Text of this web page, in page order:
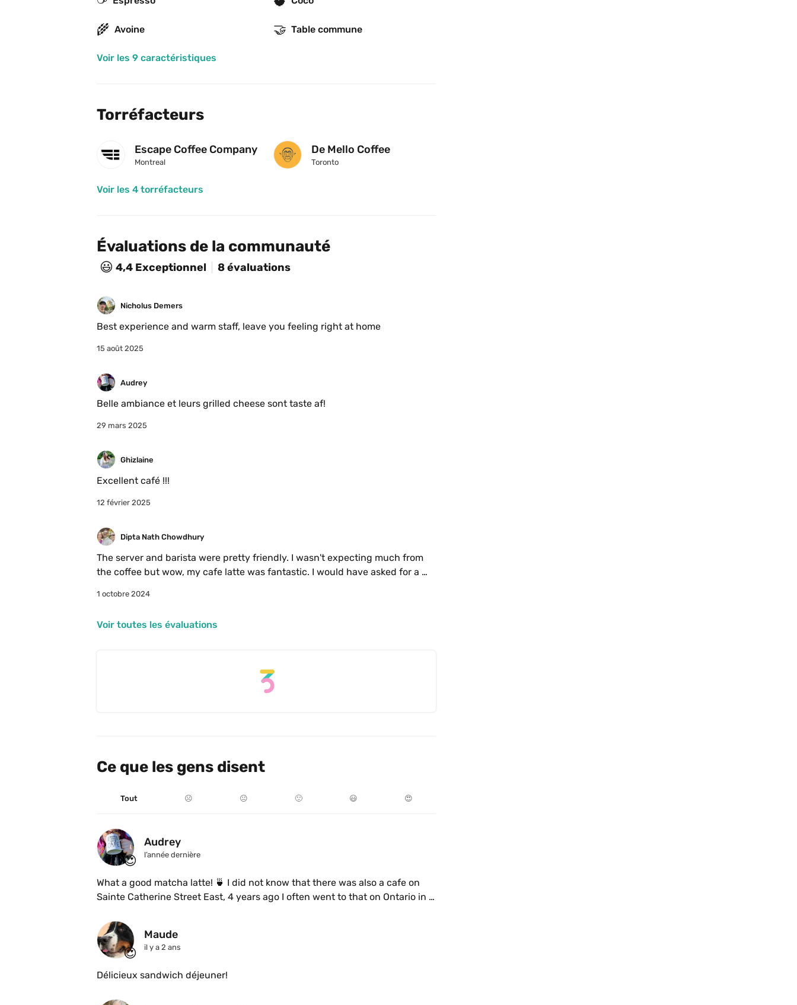
🌾 Avoine 🤝 Table commune
Voir les 9 caractéristiques
Torréfacteurs
Escape Coffee Company
Montreal
De Mello Coffee
Toronto
Voir les 4 torréfacteurs
Évaluations de la communauté
😃 4,4 Exceptionnel 8 évaluations
Nicholus Demers
15 août 2025
Audrey
29 mars 2025
Ghizlaine
Excellent café !!!
12 février 2025
Dipta Nath Chowdhury
The server and barista were pretty friendly. I wasn't expecting much from
the coffee but wow, my cafe latte was fantastic. I would have asked for a
1 octobre 2024
Voir toutes les évaluations
Ce que les gens disent
Tout ☹️ 😐 🙂 😃 😍
😍
Audrey
l’année dernière
What a good matcha latte! 🍵 I did not know that there was also a cafe on
Sainte Catherine Street East, 4 years ago I often went to that on Ontario in
😍
Maude
il y a 2 ans
Délicieux sandwich déjeuner!